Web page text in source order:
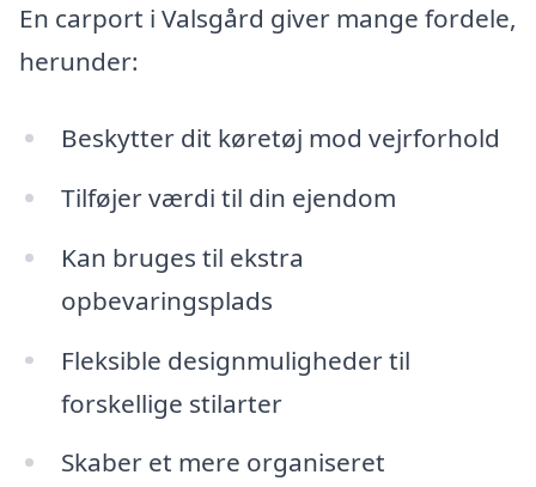
En carport i Valsgård giver mange fordele,
herunder:
Beskytter dit køretøj mod vejrforhold
Tilføjer værdi til din ejendom
Kan bruges til ekstra
opbevaringsplads
Fleksible designmuligheder til
forskellige stilarter
Skaber et mere organiseret